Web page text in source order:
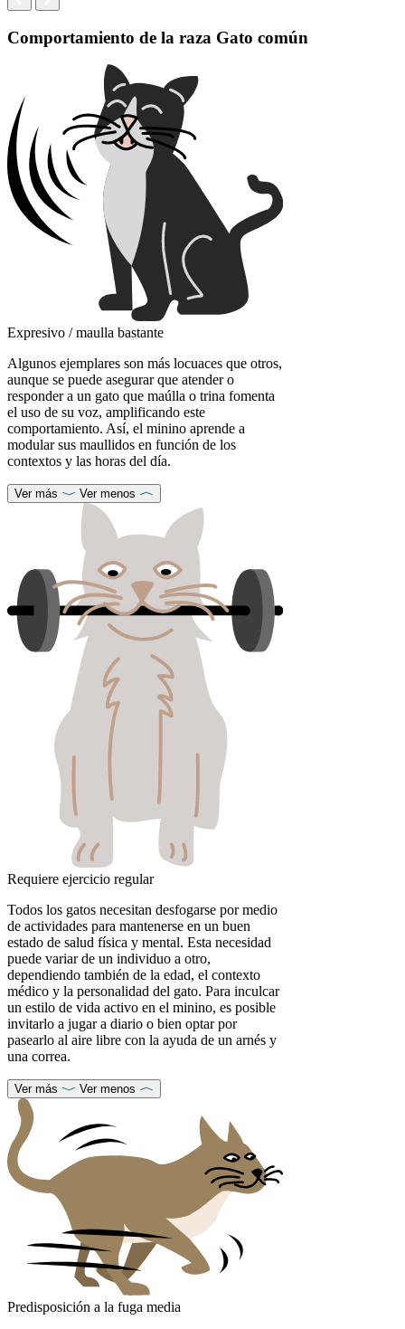
Comportamiento de la raza Gato común
Expresivo / maulla bastante
Algunos ejemplares son más locuaces que otros,
aunque se puede asegurar que atender o
responder a un gato que maúlla o trina fomenta
el uso de su voz, amplificando este
comportamiento. Así, el minino aprende a
modular sus maullidos en función de los
contextos y las horas del día.
Ver más Ver menos
Requiere ejercicio regular
Todos los gatos necesitan desfogarse por medio
de actividades para mantenerse en un buen
estado de salud física y mental. Esta necesidad
puede variar de un individuo a otro,
dependiendo también de la edad, el contexto
médico y la personalidad del gato. Para inculcar
un estilo de vida activo en el minino, es posible
invitarlo a jugar a diario o bien optar por
pasearlo al aire libre con la ayuda de un arnés y
una correa.
Ver más Ver menos
Predisposición a la fuga media